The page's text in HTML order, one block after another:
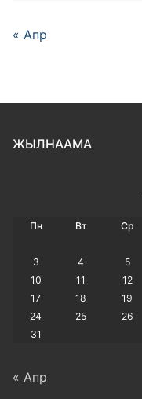
« Апр
ЖЫЛНААМА
Пн Вт Ср
3
4 5
10
11 12
17
18 19
24
25 26
31
« Апр